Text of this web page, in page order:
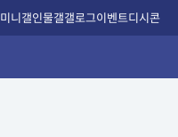
미니갤인물갤갤로그이벤트디시콘